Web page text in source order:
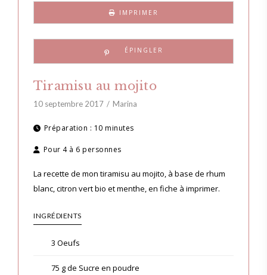
IMPRIMER
Tiramisu au mojito
10 septembre 2017 Marina
Préparation : 10 minutes
Pour 4 à 6 personnes
La recette de mon tiramisu au mojito, à base de rhum
blanc, citron vert bio et menthe, en fiche à imprimer.
INGRÉDIENTS
3 Oeufs
75 g de Sucre en poudre